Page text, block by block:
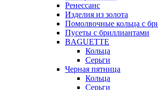
Ренессанс
Изделия из золота
Помолвочные кольца с
Пусеты с бриллиантами
BAGUETTE
Кольца
Серьги
Черная пятница
Кольца
Серьги